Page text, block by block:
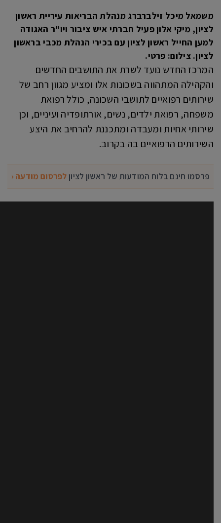
משמאל מיכל זילברברג מנהלת הבריאות עיריית ראשון
לציון, מיקי אלון פעיל חברתי איש ציבור ויו"ר האגודה
למען החייל ראשון לציון עם בכירי הנהלת מכבי בראשון
לציון. צילום: פרטי.
המרכז החדש נועד לשרת את התושבים החדשים
והקהילה המתהווה בשכונות אלו ומציע מגוון רחב של
שירותים רפואיים לתושבי השכונה, כולל רפואת
משפחה, רפואת ילדים, נשים, אורתופדיה ועיניים, וכן
שירותי אחיות ומעבדה ומתכננת להרחיב את היצע
השירותים הרפואיים בה בקרוב.
פרסמו חינם בלוח המודעות של ראשון לציון לפרסום מודעה ‹